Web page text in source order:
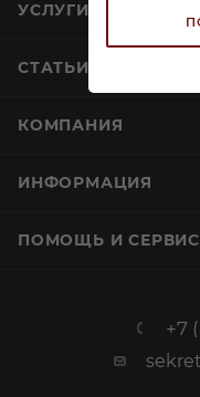
УСЛУГИ
СТАТЬИ
КОМПАНИЯ
ИНФОРМАЦИЯ
ПОМОЩЬ И
+7